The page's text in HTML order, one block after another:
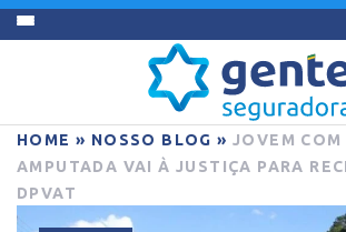
HOME » NOSSO BLOG »JOVEM COM
AMPUTADA VAI À JUSTIÇA PARA
DPVAT